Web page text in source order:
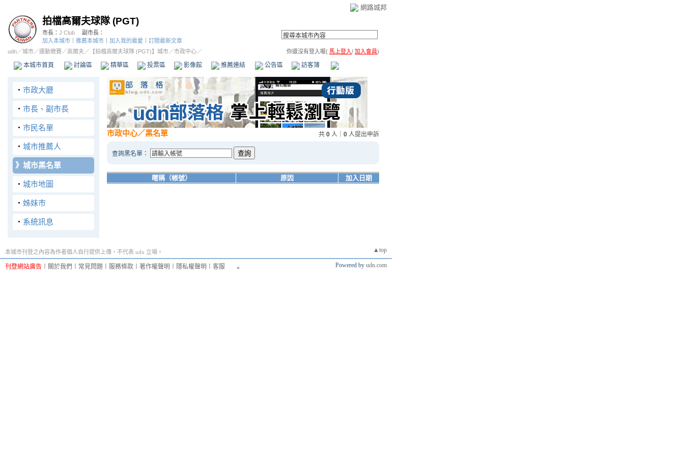
網路城邦
拍檔高爾夫球隊 (PGT)
市長： J Club
副市長：
加入本城市
推薦本城市 加入我的最愛
訂閱最新文章
udn／城市／運動競賽／高爾夫／ 【拍檔高爾夫球隊 (PGT)】城市／市政中心／ 你還沒有登入喔( 馬上登入/ 加入會員)
本城市首頁 討論區 精華區 投票區 影像館 推薦連結 公告區 訪客簿 市政中心
‧ 市政大廳
‧ 市長、副市長
‧ 市民名單
‧ 城市推薦人
》 城市黑名單
‧ 城市地圖
‧ 姊妹市
‧ 系統訊息
市政中心／黑名單 共 0 人｜ 0 人提出申訴
查詢黑名單：
暱稱（帳號） 原因 加入日期
▲top
本城市刊登之內容為作者個人自行提供上傳，不代表 udn 立場。
刊登網站廣告 關於我們 常見問題 服務條款 著作權聲明 隱私權聲明 客服 Powered by udn.com